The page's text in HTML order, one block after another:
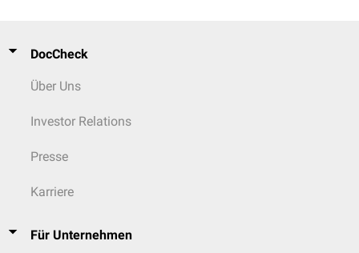
DocCheck
Über Uns
Investor Relations
Presse
Karriere
Für Unternehmen